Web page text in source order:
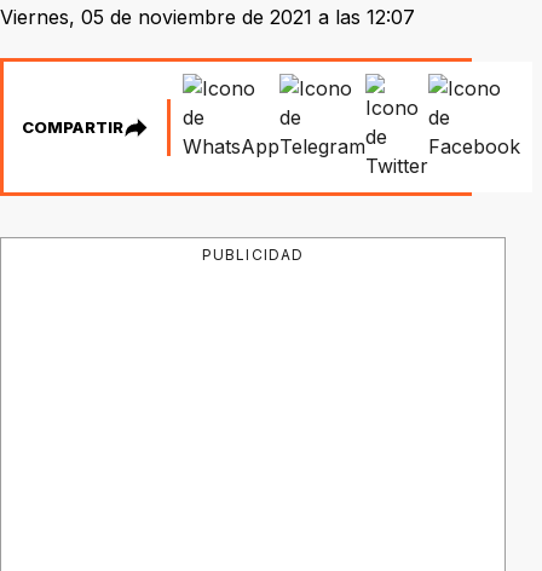
Viernes, 05 de noviembre de 2021 a las 12:07
COMPARTIR
PUBLICIDAD